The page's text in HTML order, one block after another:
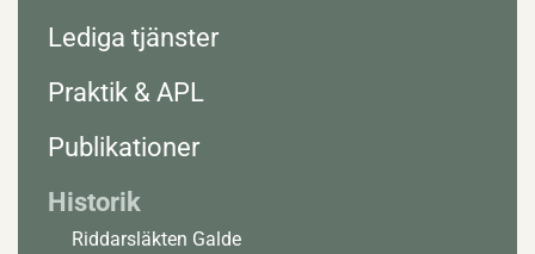
Lediga tjänster
Praktik & APL
Publikationer
Historik
Riddarsläkten Galde